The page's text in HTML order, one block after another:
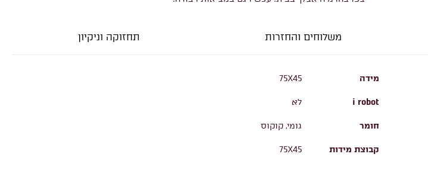
משלוחים והחזרות תחזוקה וניקיון
מידה 75X45
i robot לא
חומר גומי, קוקוס
קבוצת מידות 75X45